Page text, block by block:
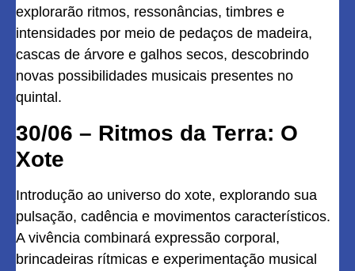
explorarão ritmos, ressonâncias, timbres e
intensidades por meio de pedaços de madeira,
cascas de árvore e galhos secos, descobrindo
novas possibilidades musicais presentes no
quintal.
30/06 – Ritmos da Terra: O
Xote
Introdução ao universo do xote, explorando sua
pulsação, cadência e movimentos característicos.
A vivência combinará expressão corporal,
brincadeiras rítmicas e experimentação musical